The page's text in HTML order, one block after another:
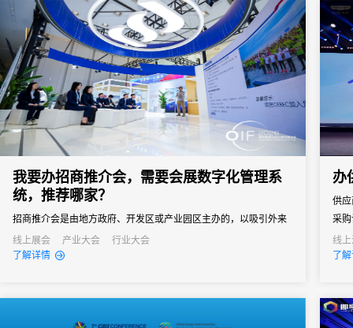
我要办招商推介会，需要会展数字化管理系
统，推荐哪家？
招商推介会是由地方政府、开发区或产业园区主办的，以吸引外来
投资、促进产业落地为核心目标的专题商务活动。参会客商涵盖世
界500强、行业龙头、投资机构和商会协会，单场活动潜在投资意
线上展会 产业大会
行业大会
了解详情
办
供
采
通
窗
线
了